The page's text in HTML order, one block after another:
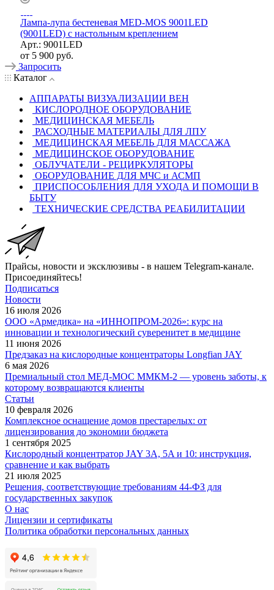
Лампа-лупа бестеневая MED-MOS 9001LED
(9001LED) с настольным креплением
Арт.: 9001LED
от 5 900 руб.
Запросить
Каталог
АППАРАТЫ ВИЗУАЛИЗАЦИИ ВЕН
КИСЛОРОДНОЕ ОБОРУДОВАНИЕ
МЕДИЦИНСКАЯ МЕБЕЛЬ
РАСХОДНЫЕ МАТЕРИАЛЫ ДЛЯ ЛПУ
МЕДИЦИНСКАЯ МЕБЕЛЬ ДЛЯ МАССАЖА
МЕДИЦИНСКОЕ ОБОРУДОВАНИЕ
ОБЛУЧАТЕЛИ - РЕЦИРКУЛЯТОРЫ
ОБОРУДОВАНИЕ ДЛЯ МЧС и АСМП
ПРИСПОСОБЛЕНИЯ ДЛЯ УХОДА И ПОМОЩИ В
БЫТУ
ТЕХНИЧЕСКИЕ СРЕДСТВА РЕАБИЛИТАЦИИ
Прайсы, новости и эксклюзивы - в нашем Telegram-канале.
Присоединяйтесь!
Подписаться
Новости
16 июля 2026
ООО «Армедика» на «ИННОПРОМ-2026»: курс на
инновации и технологический суверенитет в медицине
11 июня 2026
Предзаказ на кислородные концентраторы Longfian JAY
6 мая 2026
Премиальный стол МЕД-МОС ММКМ-2 — уровень заботы, к
которому возвращаются клиенты
Статьи
10 февраля 2026
Комплексное оснащение домов престарелых: от
лицензирования до экономии бюджета
1 сентября 2025
Кислородный концентратор JAY 3A, 5A и 10: инструкция,
сравнение и как выбрать
21 июля 2025
Решения, соответствующие требованиям 44-ФЗ для
государственных закупок
О нас
Лицензии и сертификаты
Политика обработки персональных данных